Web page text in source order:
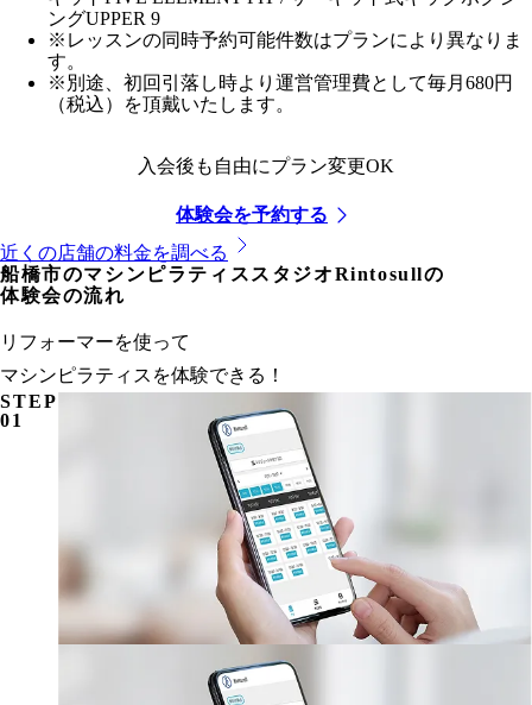
ングUPPER 9
※レッスンの同時予約可能件数はプランにより異なりま
す。
※別途、初回引落し時より運営管理費として毎月680円
（税込）を頂戴いたします。
入会後も自由にプラン変更OK
体験会を予約する
近くの店舗の料金を調べる
船橋市のマシンピラティススタジオRintosullの
体験会の流れ
リフォーマーを使って
マシンピラティスを体験できる！
STEP
01